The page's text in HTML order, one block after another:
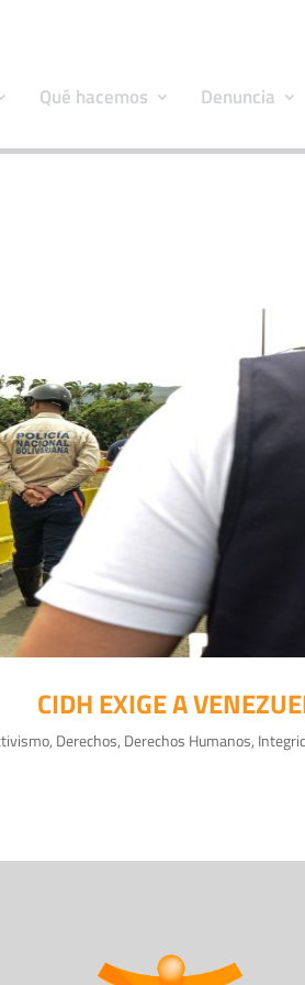
Qué hacemos Denuncia
CIDH EXIGE A
, Derechos, Derechos Humanos,